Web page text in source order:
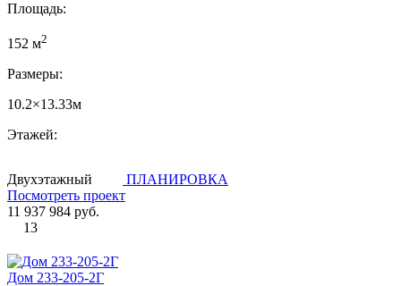
Площадь:
152 м2
Размеры:
10.2×13.33м
Этажей:
Двухэтажный
ПЛАНИРОВКА
Посмотреть проект
11 937 984 руб.
13
Дом 233-205-2Г